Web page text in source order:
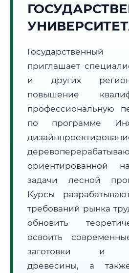
Тел. код:
Часовой пояс:
Формат учебы:
🗺️ Зона обслуживания: г. Батуми
• Маршрут транзита: ~3 333 км
• Экспресс-доставка СДЭК / Почтой:
5–7
📜 Документы и аккредитация
🔍 Нажмите на документ для
Государственный
приглашает
и других
повышение
профессиональную
по программе
ориентированной
задачи лесной
Курсы
требований рынка
обновить
освоить
заготовки и
древесины, а